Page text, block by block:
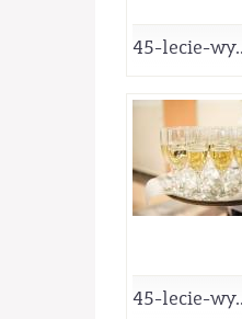
45-lecie-
45-lecie-